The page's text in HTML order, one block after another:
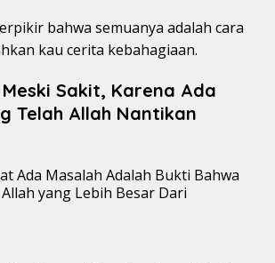
bahwa semuanya adalah cara
kau cerita kebahagiaan.
Sakit, Karena Ada
Telah Allah Nantikan